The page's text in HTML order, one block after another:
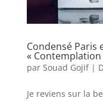
Condensé Paris
« Contemplation
par Souad Gojif|
Je reviens sur la